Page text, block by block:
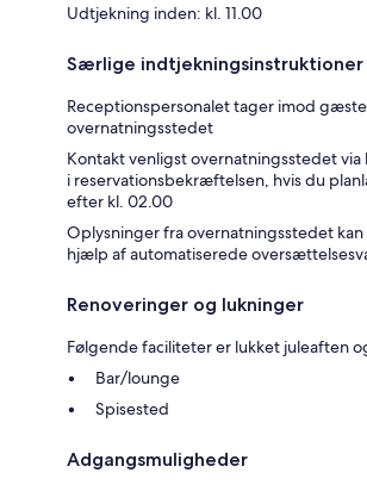
Udtjekning inden: kl. 11.00
Særlige indtjekningsinstruktioner
Receptionspersonalet tager imod
overnatningsstedet
Kontakt venligst overnatningsstedet
i reservationsbekræftelsen, hvis du
efter kl. 02.00
Oplysninger fra overnatningsstedet
hjælp af automatiserede
Renoveringer og lukninger
Følgende faciliteter er lukket juleaften
Bar/lounge
Spisested
Adgangsmuligheder